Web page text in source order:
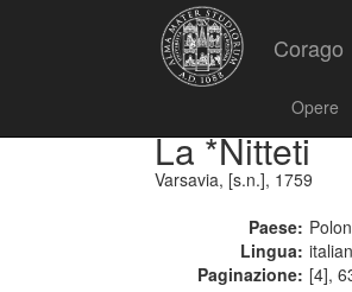
Corago
Opere
La *Nitteti
Varsavia, [s.n.], 1759
Paese:
Lingua:
Paginazione: [4],